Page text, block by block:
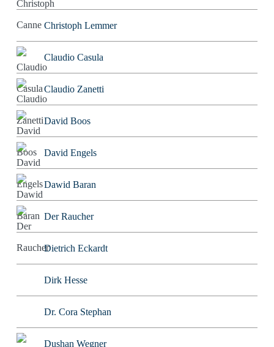
Christoph Lemmer
Claudio Casula
Claudio Zanetti
David Boos
David Engels
Dawid Baran
Der Raucher
Dietrich Eckardt
Dirk Hesse
Dr. Cora Stephan
Dushan Wegner